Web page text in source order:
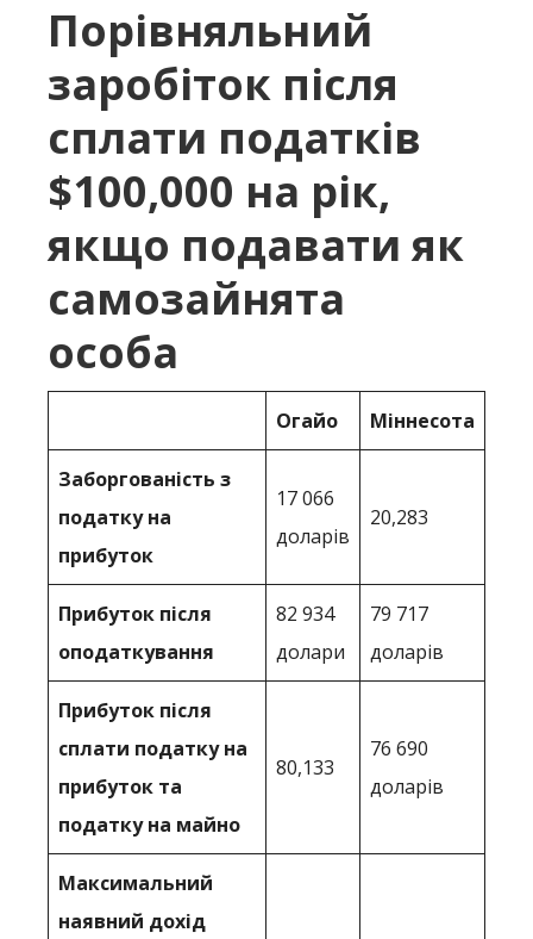
Порівняльний
заробіток після
сплати податків
$100,000 на рік,
якщо подавати як
самозайнята
особа
Огайо Міннесота
Заборгованість з
податку на
прибуток
17 066
доларів
20,283
Прибуток після
оподаткування
82 934
долари
79 717
доларів
Прибуток після
сплати податку на
прибуток та
податку на майно
80,133
76 690
доларів
Максимальний
наявний дохід